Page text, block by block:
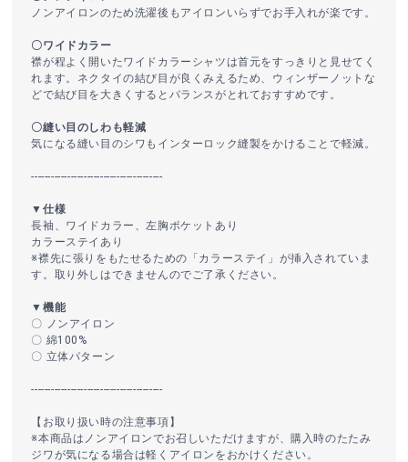
ノンアイロンのため洗濯後もアイロンいらずでお手入れが楽です。
〇ワイドカラー
襟が程よく開いたワイドカラーシャツは首元をすっきりと見せてく
れます。ネクタイの結び目が良くみえるため、ウィンザーノットな
どで結び目を大きくするとバランスがとれておすすめです。
〇縫い目のしわも軽減
気になる縫い目のシワもインターロック縫製をかけることで軽減。
----------------------------------------
▼仕様
長袖、ワイドカラー、左胸ポケットあり
カラーステイあり
※襟先に張りをもたせるための「カラーステイ」が挿入されていま
す。取り外しはできませんのでご了承ください。
▼機能
〇 ノンアイロン
〇 綿100%
〇 立体パターン
----------------------------------------
【お取り扱い時の注意事項】
※本商品はノンアイロンでお召しいただけますが、購入時のたたみ
ジワが気になる場合は軽くアイロンをおかけください。